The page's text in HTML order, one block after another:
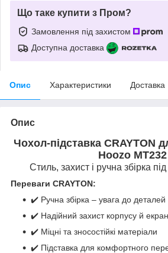
Що таке купити з Пром?
Замовлення під захистом
Доступна доставка
Опис Характеристики Доставка
Опис
Чохол-підставка CRAYTON
Hoozo MT232
Стиль, захист і ручна збірка
Переваги CRAYTON:
✔️ Ручна збірка – увага до деталей
✔️ Надійний захист корпусу й
✔️ Міцні та зносостійкі матеріали
✔️ Підставка для комфортного